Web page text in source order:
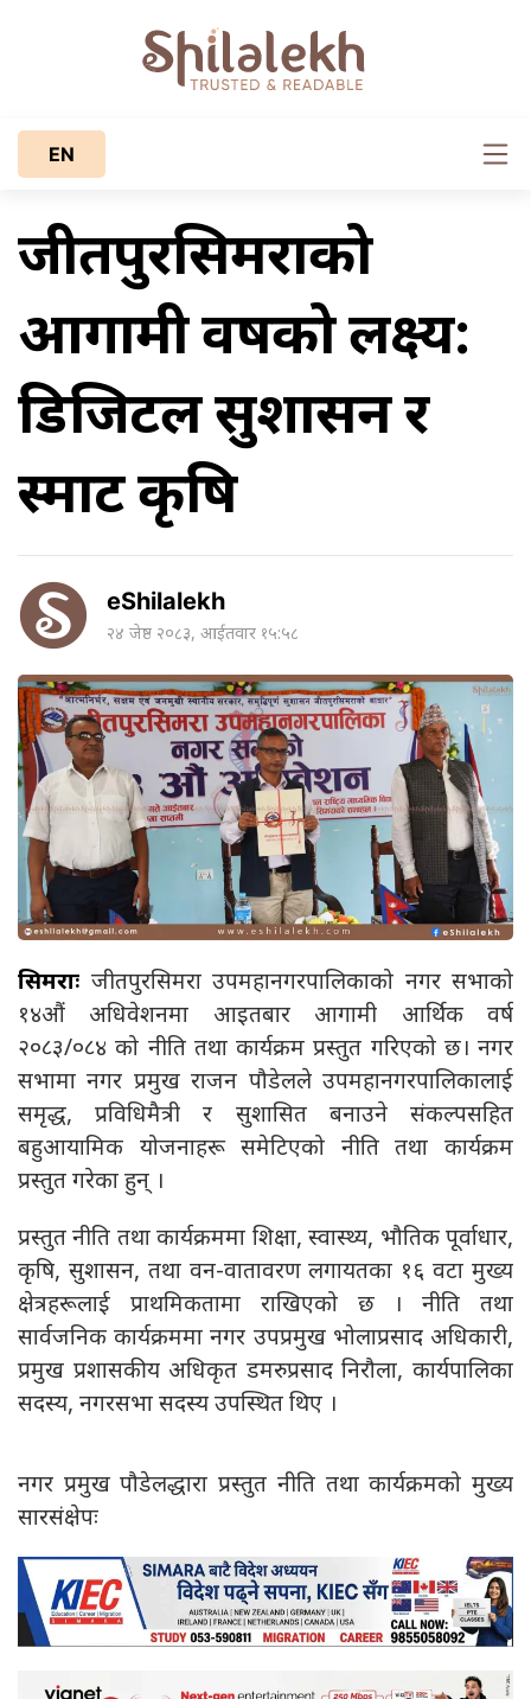
EN
जीतपुरसिमराको
आगामी वर्षको लक्ष्य:
डिजिटल सुशासन र
स्मार्ट कृषि
eShilalekh
२४ जेष्ठ २०८३, आईतवार १५:५८
सिमराः जीतपुरसिमरा उपमहानगरपालिकाको नगर सभाको
१४औं अधिवेशनमा आइतबार आगामी आर्थिक वर्ष
२०८३/०८४ को नीति तथा कार्यक्रम प्रस्तुत गरिएको छ। नगर
सभामा नगर प्रमुख राजन पौडेलले उपमहानगरपालिकालाई
समृद्ध, प्रविधिमैत्री र सुशासित बनाउने संकल्पसहित
बहुआयामिक योजनाहरू समेटिएको नीति तथा कार्यक्रम
प्रस्तुत गरेका हुन् ।
प्रस्तुत नीति तथा कार्यक्रममा शिक्षा, स्वास्थ्य, भौतिक पूर्वाधार,
कृषि, सुशासन, तथा वन-वातावरण लगायतका १६ वटा मुख्य
क्षेत्रहरूलाई प्राथमिकतामा राखिएको छ । नीति तथा
सार्वजनिक कार्यक्रममा नगर उपप्रमुख भोलाप्रसाद अधिकारी,
प्रमुख प्रशासकीय अधिकृत डमरुप्रसाद निरौला, कार्यपालिका
सदस्य, नगरसभा सदस्य उपस्थित थिए ।
नगर प्रमुख पौडेलद्धारा प्रस्तुत नीति तथा कार्यक्रमको मुख्य
सारसंक्षेपः